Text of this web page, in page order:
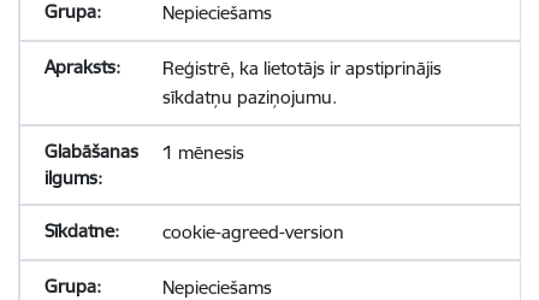
Nepieciešams
Reģistrē, ka lietotājs ir apstiprinājis
sīkdatņu paziņojumu.
1 mēnesis
cookie-agreed-version
Nepieciešams